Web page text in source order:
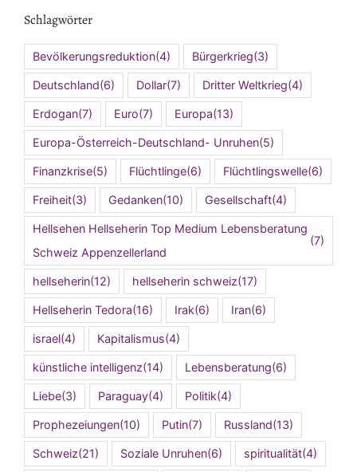
Schlagwörter
Bevölkerungsreduktion(4) Bürgerkrieg(3)
Deutschland(6) Dollar(7) Dritter Weltkrieg(4)
Erdogan(7) Euro(7) Europa(13)
Europa-Österreich-Deutschland- Unruhen(5)
Finanzkrise(5) Flüchtlinge(6) Flüchtlingswelle(6)
Freiheit(3) Gedanken(10) Gesellschaft(4)
Hellsehen Hellseherin Top Medium Lebensberatung
Schweiz Appenzellerland
(7)
hellseherin(12) hellseherin schweiz(17)
Hellseherin Tedora(16) Irak(6) Iran(6)
israel(4) Kapitalismus(4)
künstliche intelligenz(14) Lebensberatung(6)
Liebe(3) Paraguay(4) Politik(4)
Prophezeiungen(10) Putin(7) Russland(13)
Schweiz(21) Soziale Unruhen(6) spiritualität(4)